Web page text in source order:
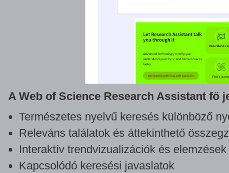
A Web of Science Research Assistant fő
Természetes nyelvű keresés különböző
Releváns találatok és áttekinthető
Interaktív trendvizualizációk és elemzések
Kapcsolódó keresési javaslatok